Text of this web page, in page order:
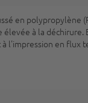
en polypropylène
à la déchirure.
l'impression en flux